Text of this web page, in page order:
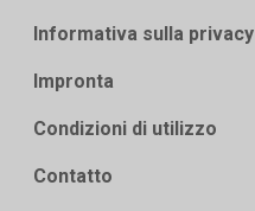
Informativa sulla privacy
Impronta
Condizioni di utilizzo
Contatto